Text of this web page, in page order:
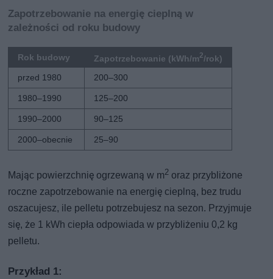
Zapotrzebowanie na energię cieplną w
zależności od roku budowy
Rok budowy Zapotrzebowanie (kWh/m2/rok)
przed 1980
200–300
1980–1990 125–200
1990–2000 90–125
2000–obecnie 25–90
Mając powierzchnię ogrzewaną w m2 oraz przybliżone
roczne zapotrzebowanie na energię cieplną, bez trudu
oszacujesz, ile pelletu potrzebujesz na sezon. Przyjmuje
się, że 1 kWh ciepła odpowiada w przybliżeniu 0,2 kg
pelletu.
Przykład 1: